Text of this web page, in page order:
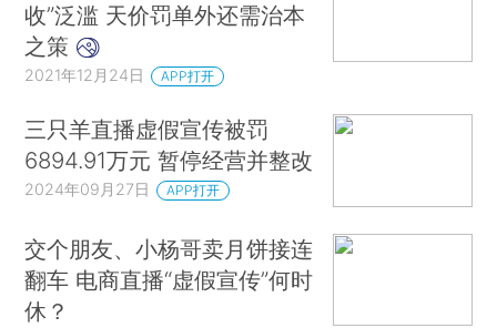
收”泛滥 天价罚单外还需治本
之策
2021年12月24日 APP打开
三只羊直播虚假宣传被罚
6894.91万元 暂停经营并整改
2024年09月27日 APP打开
交个朋友、小杨哥卖月饼接连
翻车 电商直播“虚假宣传”何时
休？